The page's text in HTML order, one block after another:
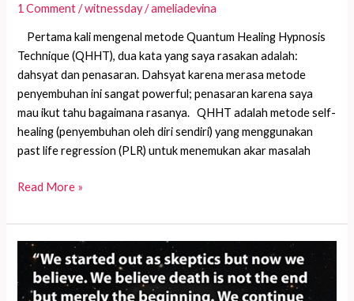
1 Comment /witnessday/ameliadevina
Pertama kali mengenal metode Quantum Healing Hypnosis
Technique (QHHT), dua kata yang saya rasakan adalah:
dahsyat dan penasaran. Dahsyat karena merasa metode
penyembuhan ini sangat powerful; penasaran karena saya
mau ikut tahu bagaimana rasanya. QHHT adalah metode self-
healing (penyembuhan oleh diri sendiri) yang menggunakan
past life regression (PLR) untuk menemukan akar masalah
Seperti
rasanya
kembali
past
Read More »